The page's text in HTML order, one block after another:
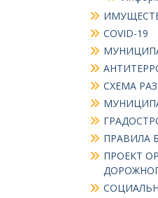
COVID-19
СХЕМА
ПРАВИЛА
ПРОЕКТ